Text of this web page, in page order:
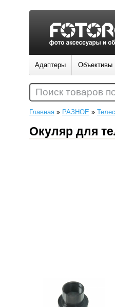
Главная » РАЗНОЕ »
Окуляр для
Адаптеры Объективы
Поиск товаров